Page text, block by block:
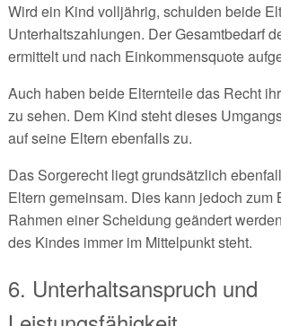
Wird ein Kind volljährig, schulden beide
Unterhaltszahlungen. Der Gesamtbedarf
ermittelt und nach Einkommensquote
Auch haben beide Elternteile das Recht
zu sehen. Dem Kind steht dieses
auf seine Eltern ebenfalls zu.
Das Sorgerecht liegt grundsätzlich
Eltern gemeinsam. Dies kann jedoch zum
Rahmen einer Scheidung geändert
des Kindes immer im Mittelpunkt steht.
6. Unterhaltsanspruch und